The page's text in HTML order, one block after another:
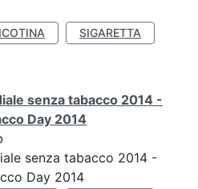
SIGARETTA
senza tabacco 2014 -
Day 2014
senza tabacco 2014 -
Day 2014